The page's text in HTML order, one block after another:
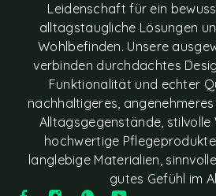
Leidenschaft für ein
alltagstaugliche Lösungen
Wohlbefinden. Unsere
verbinden durchdachtes
Funktionalität und echter
nachhaltigeres,
Alltagsgegenstände, stilvolle
hochwertige
langlebige Materialien,
gutes Gefühl im